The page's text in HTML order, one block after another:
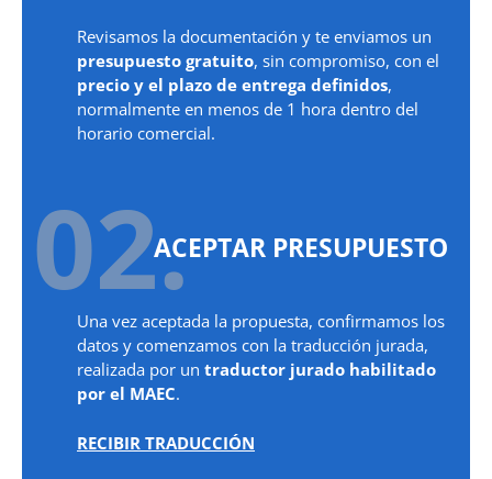
Revisamos la documentación y te enviamos un
presupuesto gratuito, sin compromiso, con el
precio y el plazo de entrega definidos,
normalmente en menos de 1 hora dentro del
horario comercial.
02.ACEPTAR PRESUPUESTO
Una vez aceptada la propuesta, confirmamos los
datos y comenzamos con la traducción jurada,
realizada por un traductor jurado habilitado
por el MAEC.
RECIBIR TRADUCCIÓN